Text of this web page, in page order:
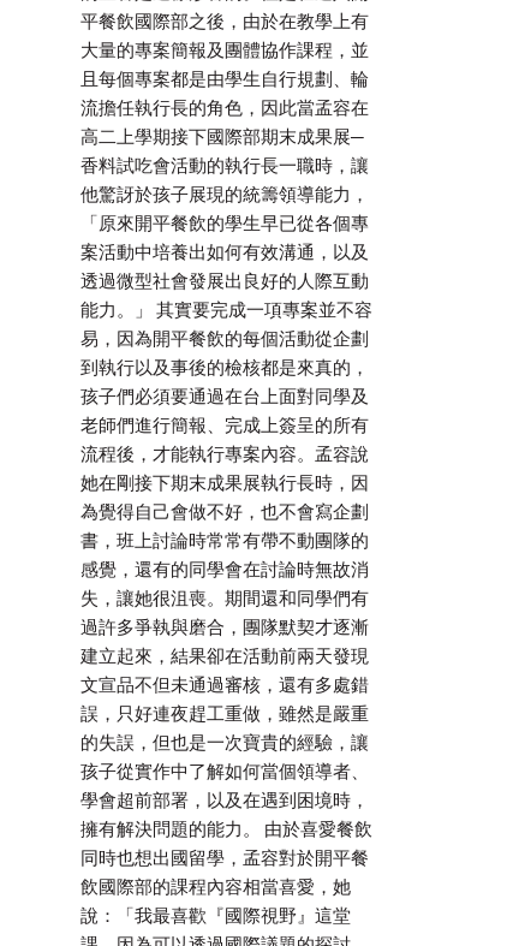
平餐飲國際部之後，由於在教學上有
大量的專案簡報及團體協作課程，並
且每個專案都是由學生自行規劃、輪
流擔任執行長的角色，因此當孟容在
高二上學期接下國際部期末成果展─
香料試吃會活動的執行長一職時，讓
他驚訝於孩子展現的統籌領導能力，
「原來開平餐飲的學生早已從各個專
案活動中培養出如何有效溝通，以及
透過微型社會發展出良好的人際互動
能力。」 其實要完成一項專案並不容
易，因為開平餐飲的每個活動從企劃
到執行以及事後的檢核都是來真的，
孩子們必須要通過在台上面對同學及
老師們進行簡報、完成上簽呈的所有
流程後，才能執行專案內容。孟容說
她在剛接下期末成果展執行長時，因
為覺得自己會做不好，也不會寫企劃
書，班上討論時常常有帶不動團隊的
感覺，還有的同學會在討論時無故消
失，讓她很沮喪。期間還和同學們有
過許多爭執與磨合，團隊默契才逐漸
建立起來，結果卻在活動前兩天發現
文宣品不但未通過審核，還有多處錯
誤，只好連夜趕工重做，雖然是嚴重
的失誤，但也是一次寶貴的經驗，讓
孩子從實作中了解如何當個領導者、
學會超前部署，以及在遇到困境時，
擁有解決問題的能力。 由於喜愛餐飲
同時也想出國留學，孟容對於開平餐
飲國際部的課程內容相當喜愛，她
說：「我最喜歡『國際視野』這堂